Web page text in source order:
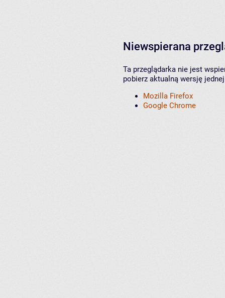
Niewspierana
Ta przeglądarka nie jest
pobierz aktualną wersję
Mozilla Firefox
Google Chrome